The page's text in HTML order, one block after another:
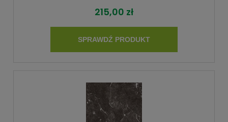
215,00 zł
SPRAWDŹ PRODUKT